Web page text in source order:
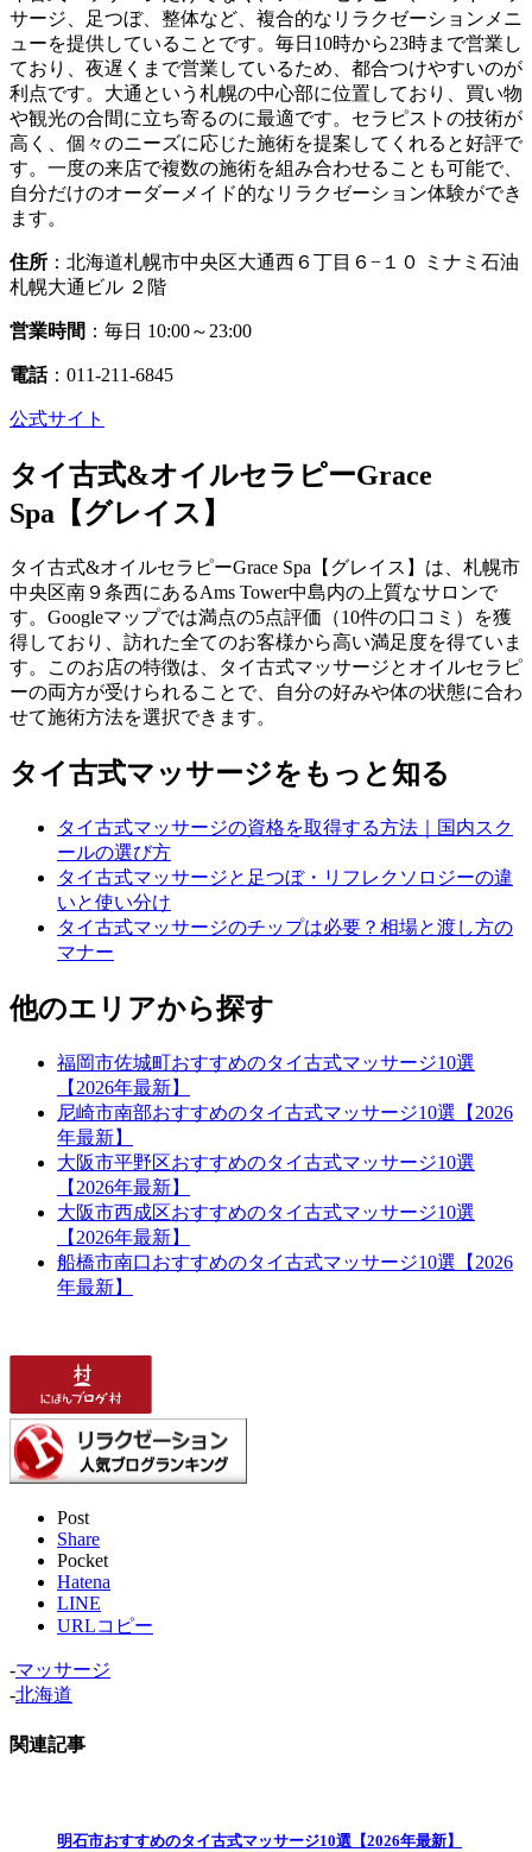
サージ、足つぼ、整体など、複合的なリラクゼーションメニ
ューを提供していることです。毎日10時から23時まで営業し
ており、夜遅くまで営業しているため、都合つけやすいのが
利点です。大通という札幌の中心部に位置しており、買い物
や観光の合間に立ち寄るのに最適です。セラピストの技術が
高く、個々のニーズに応じた施術を提案してくれると好評で
す。一度の来店で複数の施術を組み合わせることも可能で、
自分だけのオーダーメイド的なリラクゼーション体験ができ
ます。
住所 ：北海道札幌市中央区大通西６丁目６−１０ ミナミ石油
札幌大通ビル ２階
営業時間 ：毎日 10:00～23:00
電話：011-211-6845
公式サイト
タイ古式&オイルセラピーGrace
Spa【グレイス】
タイ古式&オイルセラピーGrace Spa【グレイス】は、札幌市
中央区南９条西にあるAms Tower中島内の上質なサロンで
す。Googleマップでは満点の5点評価（10件の口コミ）を獲
得しており、訪れた全てのお客様から高い満足度を得ていま
す。このお店の特徴は、タイ古式マッサージとオイルセラピ
ーの両方が受けられることで、自分の好みや体の状態に合わ
せて施術方法を選択できます。
タイ古式マッサージをもっと知る
タイ古式マッサージの資格を取得する方法｜国内スク
ールの選び方
タイ古式マッサージと足つぼ・リフレクソロジーの違
いと使い分け
タイ古式マッサージのチップは必要？相場と渡し方の
マナー
他のエリアから探す
福岡市佐城町おすすめのタイ古式マッサージ10選
【2026年最新】
尼崎市南部おすすめのタイ古式マッサージ10選【2026
年最新】
大阪市平野区おすすめのタイ古式マッサージ10選
【2026年最新】
大阪市西成区おすすめのタイ古式マッサージ10選
【2026年最新】
船橋市南口おすすめのタイ古式マッサージ10選【2026
年最新】
Post
Share
Pocket
Hatena
LINE
URLコピー
-マッサージ
-北海道
関連記事
明石市おすすめのタイ古式マッサージ10選【2026年最新】